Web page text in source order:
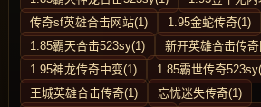
传奇sf英雄合击网站(1)
1.95金蛇传奇(1)
1.85霸天合击523sy(1)
新开英雄合击传
1.95神龙传奇中变(1)
1.85霸世传奇
王城英雄合击传奇(1)
忘忧迷失传奇(1)